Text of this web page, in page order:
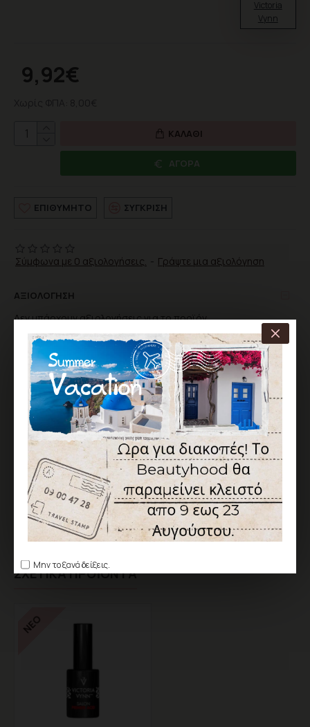
Μην το ξανά δείξεις.
Σύμφωνα με 0 αξιολογήσεις. - Γράψτε μια αξιολόγηση
9,92€
Victoria
Vynn
ΚΑΛΆΘΙ
ΑΓΟΡΆ
ΕΠΙΘΥΜΗΤΌ ΣΎΓΚΡΙΣΗ
ΑΞΙΟΛΌΓΗΣΗ
Δεν υπάρχουν αξιολογήσεις για το προϊόν.
ΓΡΆΨΤΕ ΜΙΑ ΑΞΙΟΛΌΓΗΣΗ
Παρακαλώσυνδεθείτε ή δημιουργήστε λογαριασμόγια να
αξιολογήσετε
Ετικέτες: nail prep victoria vynn μανικιούρ
ημιμόνιμο
τεχνητά νύχια
πεντικιούρ
combi manicure
gel acrygel peggy sage
ΣΧΕΤΙΚΆ ΠΡΟΪΌΝΤΑ
ΝΈΟ